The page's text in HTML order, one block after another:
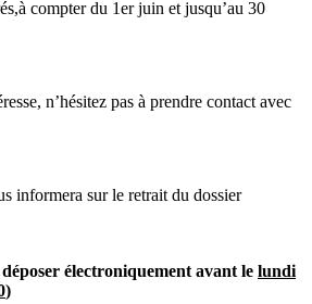
compter du 1er juin et jusqu’au 30
n’hésitez pas à prendre contact avec
informera sur le retrait du dossier
électroniquement avant le lundi
)